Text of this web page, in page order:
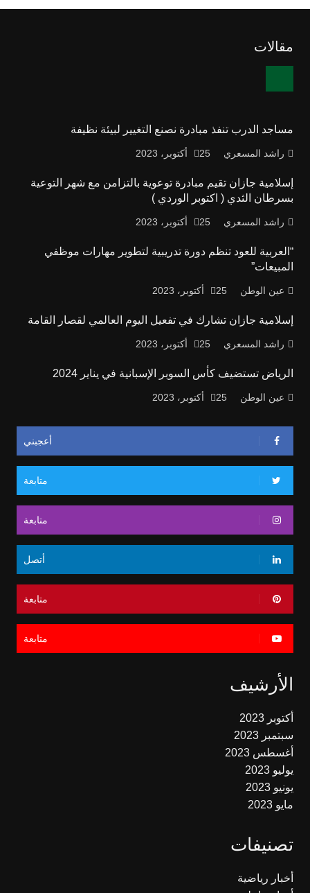
مقالات
مساجد الدرب تنفذ مبادرة نصنع التغيير لبيئة نظيفة
راشد المسعري 25 أكتوبر، 2023
إسلامية جازان تقيم مبادرة توعوية بالتزامن مع شهر التوعية
بسرطان الثدي ( اكتوبر الوردي )
راشد المسعري 25 أكتوبر، 2023
“العربية للعود تنظم دورة تدريبية لتطوير مهارات موظفي
المبيعات”
عين الوطن 25 أكتوبر، 2023
إسلامية جازان تشارك في تفعيل اليوم العالمي لقصار القامة
راشد المسعري 25 أكتوبر، 2023
الرياض تستضيف كأس السوبر الإسبانية في يناير 2024
عين الوطن 25 أكتوبر، 2023
أعجبني
متابعة
متابعة
أتصل
متابعة
متابعة
الأرشيف
أكتوبر 2023
سبتمبر 2023
أغسطس 2023
يوليو 2023
يونيو 2023
مايو 2023
تصنيفات
أخبار رياضية